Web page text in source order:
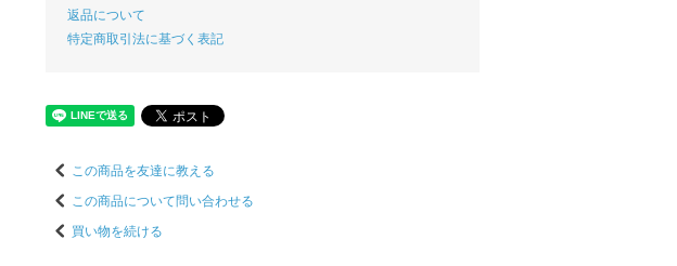
返品について
特定商取引法に基づく表記
この商品を友達に教える
この商品について問い合わせる
買い物を続ける